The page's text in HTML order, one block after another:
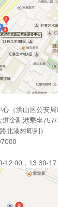
（洪山区公安
金融港乘坐
北港村即到）
12:00，13:30-